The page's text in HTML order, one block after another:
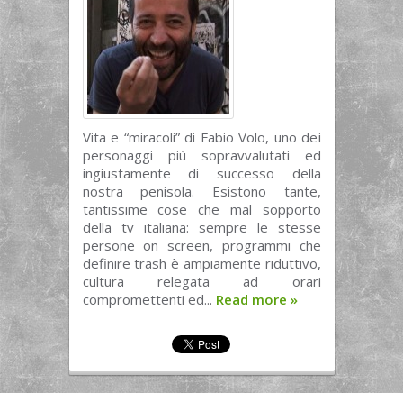
Vita e “miracoli” di Fabio Volo, uno dei
personaggi più sopravvalutati ed
ingiustamente di successo della
nostra penisola. Esistono tante,
tantissime cose che mal sopporto
della tv italiana: sempre le stesse
persone on screen, programmi che
definire trash è ampiamente riduttivo,
cultura relegata ad orari
compromettenti ed... Read more »